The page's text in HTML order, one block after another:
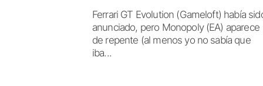
Ferrari GT Evolution (Gameloft) había
anunciado, pero Monopoly (EA) aparece
de repente (al menos yo no sabía que
iba...